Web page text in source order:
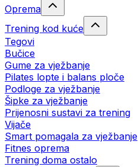
Oprema
Trening kod kuće
Tegovi
Bučice
Gume za vježbanje
Pilates lopte i balans ploče
Podloge za vježbanje
Šipke za vježbanje
Prijenosni sustavi za trening
Vijače
Smart pomagala za vježbanje
Fitnes oprema
Trening doma ostalo